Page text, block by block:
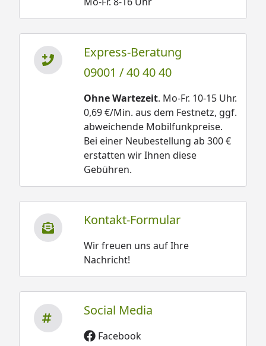
Express-Beratung
09001 / 40 40 40
Ohne Wartezeit. Mo-Fr. 10-15 Uhr.
0,69 €/Min. aus dem Festnetz, ggf.
abweichende Mobilfunkpreise.
Bei einer Neubestellung ab 300 €
erstatten wir Ihnen diese
Gebühren.
Kontakt-Formular
Wir freuen uns auf Ihre
Nachricht!
Social Media
Facebook